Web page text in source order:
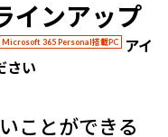
インアップ
Microsoft 365 Personal搭載PC
アイ
さい
ことができる